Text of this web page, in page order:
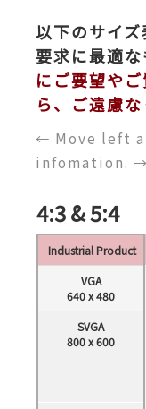
以下のサイ
要求に最適な
にご要望や
ら、ご遠慮
← Move left
infomation. →
4:3 & 5:4
Industrial Product
VGA
640 x 480
SVGA
800 x 600